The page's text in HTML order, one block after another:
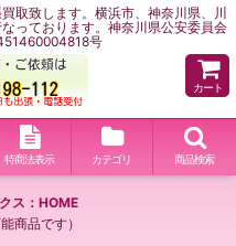
取致します。横浜市、神奈川県、川
っております。神奈川県公安委員会
号
カート
特商法表示 カテゴリ 商品検索
ス：HOME
商品です）